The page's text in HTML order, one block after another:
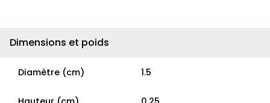
Dimensions et poids
Diamètre (cm) 1.5